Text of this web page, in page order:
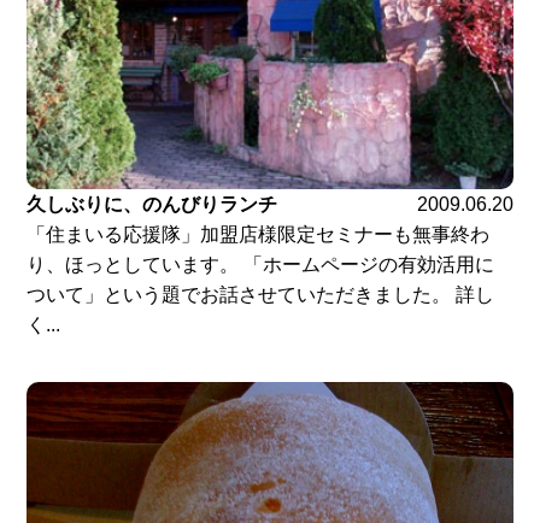
久しぶりに、のんびりランチ
2009.06.20
「住まいる応援隊」加盟店様限定セミナーも無事終わ
り、ほっとしています。 「ホームページの有効活用に
ついて」という題でお話させていただきました。 詳し
く...